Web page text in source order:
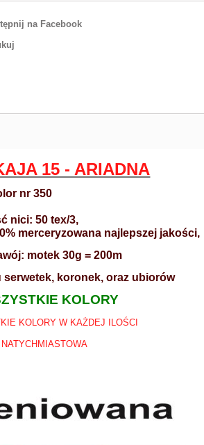
na Facebook
15 - ARIADNA
nr 350
nici: 50 tex/3,
merceryzowana najlepszej jakości,
motek 30g = 200m
koronek, oraz ubiorów
KOLORY
KOLORY W KAŻDEJ ILOŚCI